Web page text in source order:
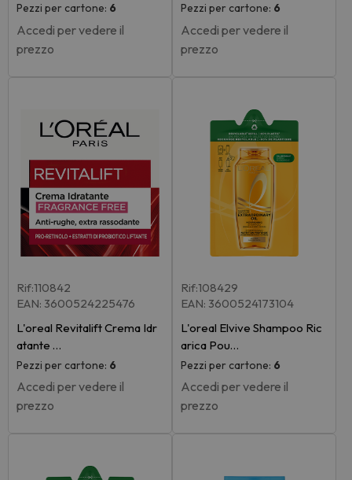
Pezzi per cartone: 6
Accedi per vedere il
prezzo
Pezzi per cartone: 6
Accedi per vedere il
prezzo
Rif:110842
EAN: 3600524225476
L'oreal Revitalift Crema Idr
atante …
Pezzi per cartone: 6
Accedi per vedere il
prezzo
Rif:108429
EAN: 3600524173104
L'oreal Elvive Shampoo Ric
arica Pou…
Pezzi per cartone: 6
Accedi per vedere il
prezzo